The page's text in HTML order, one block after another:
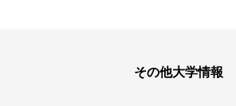
その他大学情報